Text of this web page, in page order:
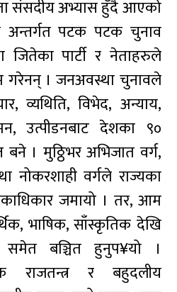
संसदीय अभ्यास हुँदै आएको
पटक पटक चुनाव
पार्टी र नेताहरुले
गरेनन् । जनअवस्था चुनावले
व्यथिति, विभेद, अन्याय,
उत्पीडनबाट देशका ९०
। मुठ्ठिभर अभिजात वर्ग,
नोकरशाही वर्गले राज्यका
जमायो । तर, आम
भाषिक, साँस्कृतिक देखि
समेत बञ्चित हुनुप¥यो ।
राजतन्त्र र बहुदलीय